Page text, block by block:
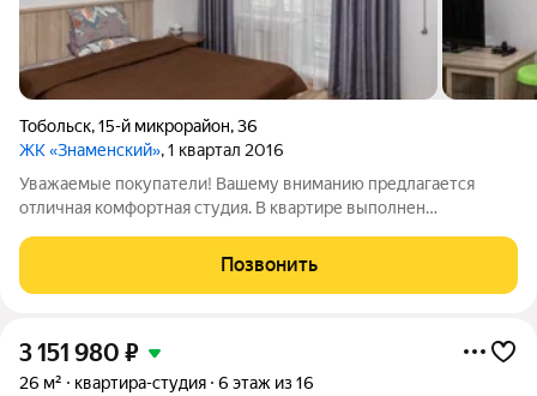
Тобольск,15-й микрорайон,36
ЖК «Знаменский», 1 квартал 2016
Уважаемые покупатели! Вашему вниманию предлагается
отличная комфортная студия. В квартире выполнен
бытовая техника. Самый новый и благоустроенный район
города с развитой инфраструктурой , новая
Позвонить
3 151 980 ₽
26 м² квартира-студия 6 этаж из 16